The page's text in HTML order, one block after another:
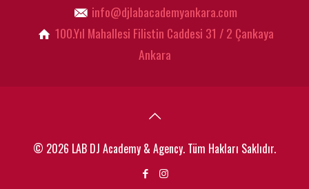
info@djlabacademyankara.com
100.Yıl Mahallesi Filistin Caddesi 31 / 2 Çankaya
Ankara
© 2026 LAB DJ Academy & Agency. Tüm Hakları Saklıdır.